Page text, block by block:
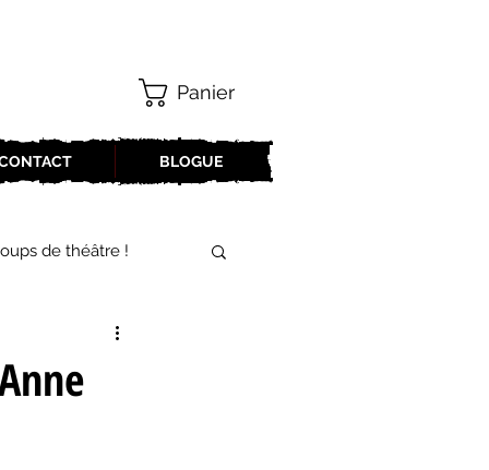
BLOGUE
Panier
de théâtre !